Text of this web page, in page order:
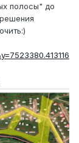
полосы" до